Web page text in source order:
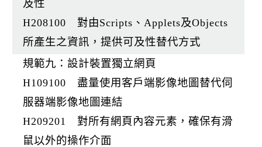
及性
H208100 對由Scripts、Applets及Objects
所產生之資訊，提供可及性替代方式
規範九：設計裝置獨立網頁
H109100 盡量使用客戶端影像地圖替代伺
服器端影像地圖連結
H209201 對所有網頁內容元素，確保有滑
鼠以外的操作介面